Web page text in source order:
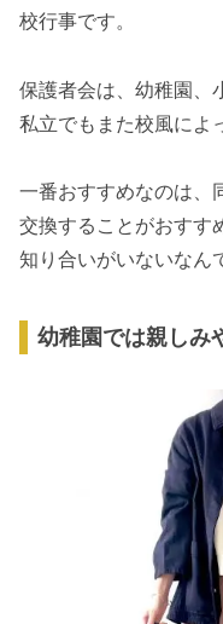
校行事です。
保護者会は、幼稚園、
私立でもまた校風によ
一番おすすめなのは、
交換することがおすす
知り合いがいないなん
幼稚園では親しみ